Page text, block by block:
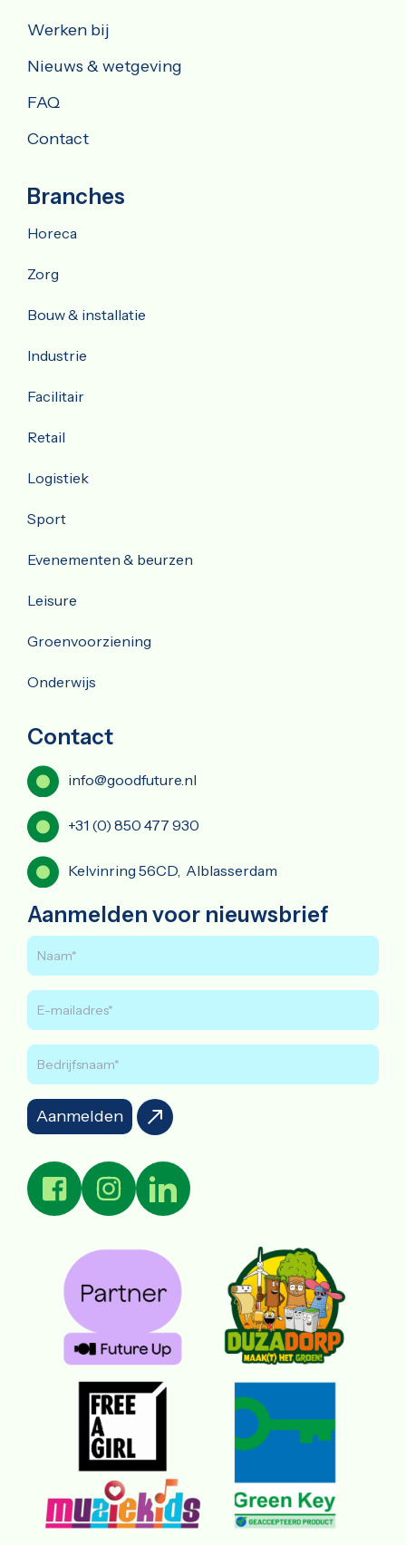
Werken bij
Nieuws & wetgeving
FAQ
Contact
Branches
Horeca
Zorg
Bouw & installatie
Industrie
Facilitair
Retail
Logistiek
Sport
Evenementen & beurzen
Leisure
Groenvoorziening
Onderwijs
Contact
info@goodfuture.nl
+31 (0) 850 477 930
Kelvinring 56CD, Alblasserdam
Aanmelden voor nieuwsbrief
Aanmelden